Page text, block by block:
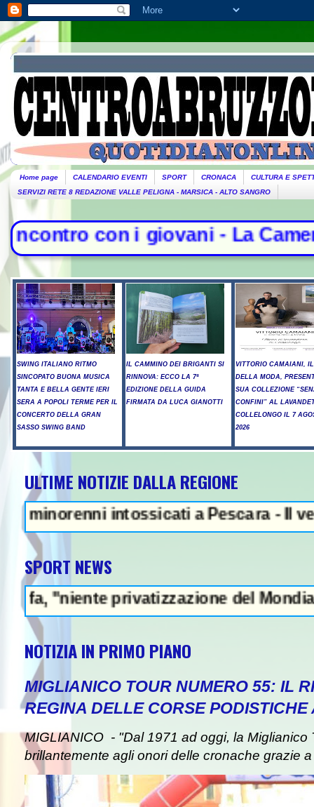
Home page CALENDARIO EVENTI SPORT CRONACA
CULTURA E
SERVIZI RETE 8 REDAZIONE VALLE PELIGNA - MARSICA - ALTO SANGRO
- La Camera
SWING ITALIANO RITMO
SINCOPATO BUONA MUSICA
TANTA E BELLA GENTE IERI
SERA A POPOLI TERME PER IL
CONCERTO DELLA GRAN
SASSO SWING BAND
IL CAMMINO DEI BRIGANTI SI
RINNOVA: ECCO LA 7ª
EDIZIONE DELLA GUIDA
FIRMATA DA LUCA GIANOTTI
VITTORIO CAMAIANI, IL
DELLA MODA,
SUA COLLEZIONE
CONFINI” AL
COLLELONGO IL 7
2026
ULTIME NOTIZIE DALLA REGIONE
intossicati a Pescara - Il vento
SPORT NEWS
privatizzazione del Mondiale"-
NOTIZIA IN PRIMO PIANO
MIGLIANICO TOUR NUMERO 55: IL
REGINA DELLE CORSE PODISTICHE
MIGLIANICO - "Dal 1971 ad oggi, la Miglianico
brillantemente agli onori delle cronache grazie
NEWS IN